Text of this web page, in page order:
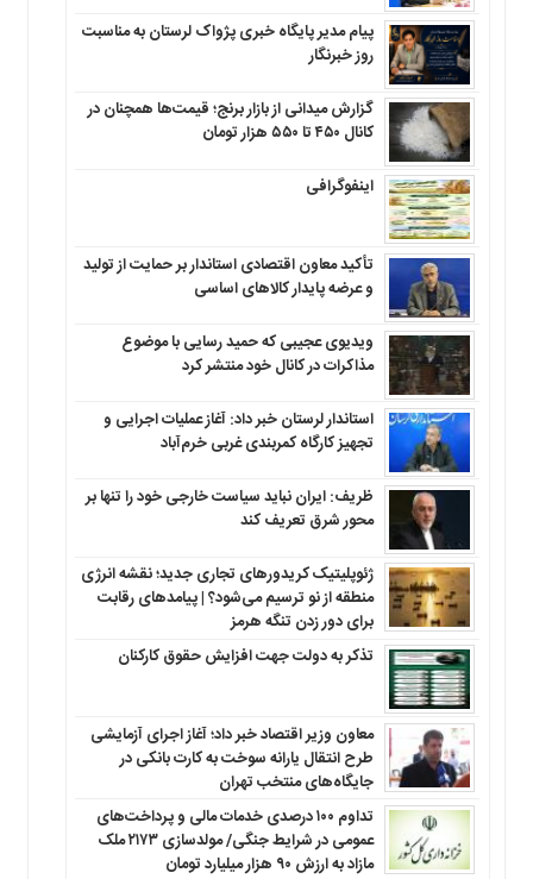
پیام مدیر پایگاه خبری پژواک لرستان به مناسبت
روز خبرنگار
گزارش میدانی از بازار برنج؛ قیمت‌ها همچنان در
کانال ۴۵۰ تا ۵۵۰ هزار تومان
اینفوگرافی
تأکید معاون اقتصادی استاندار بر حمایت از تولید
و عرضه پایدار کالاهای اساسی
ویدیوی عجیبی که حمید رسایی با موضوع
مذاکرات در کانال خود منتشر کرد
استاندار لرستان خبر داد: آغاز عملیات اجرایی و
تجهیز کارگاه کمربندی غربی خرم‌آباد
ظریف: ایران نباید سیاست خارجی خود را تنها بر
محور شرق تعریف کند
ژئوپلیتیک کریدورهای تجاری جدید؛ نقشه انرژی
منطقه‌ از نو ترسیم می‌شود؟ | پیامدهای رقابت
برای دور زدن تنگه هرمز
تذکر به دولت جهت افزایش حقوق کارکنان ‌
معاون وزیر اقتصاد خبر داد؛ آغاز اجرای آزمایشی
طرح انتقال یارانه سوخت به کارت بانکی در
جایگاه‌های منتخب تهران
تداوم ۱۰۰ درصدی خدمات مالی و پرداخت‌های
عمومی در شرایط جنگی/ مولدسازی ۲۱۷۳ ملک
مازاد به ارزش ۹۰ هزار میلیارد تومان